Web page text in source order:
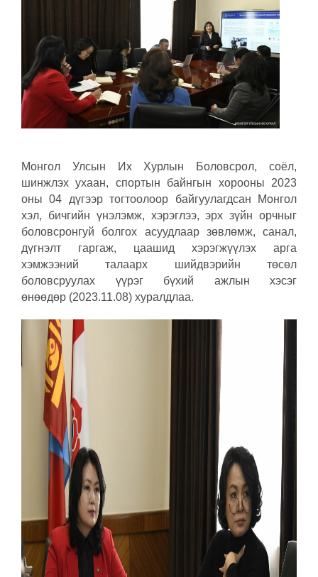
Монгол Улсын Их Хурлын Боловсрол, соёл,
шинжлэх ухаан, спортын байнгын хорооны 2023
оны 04 дүгээр тогтоолоор байгуулагдсан Монгол
хэл, бичгийн үнэлэмж, хэрэглээ, эрх зүйн орчныг
боловсронгуй болгох асуудлаар зөвлөмж, санал,
дүгнэлт гаргаж, цаашид хэрэгжүүлэх арга
хэмжээний талаарх шийдвэрийн төсөл
боловсруулах үүрэг бүхий ажлын хэсэг
өнөөдөр (2023.11.08) хуралдлаа.